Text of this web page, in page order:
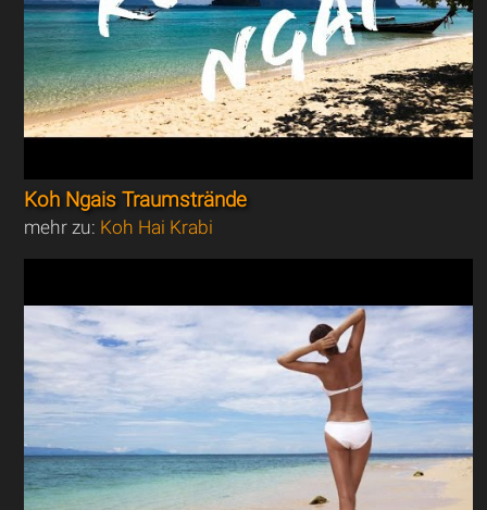
Koh Ngais Traumstrände
mehr zu: Koh Hai Krabi